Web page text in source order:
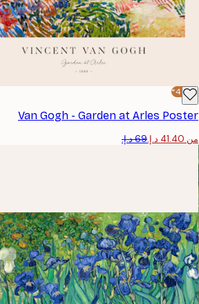
-40%*
Van Gogh - Garden at Arles Poster
من ‏41.40 د.إ.‏